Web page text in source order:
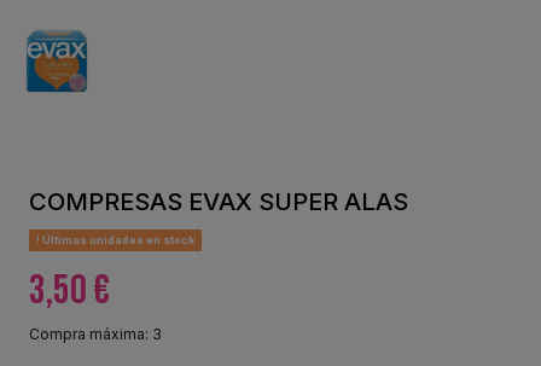
COMPRESAS EVAX SUPER ALAS
Últimas unidades en stock
3,50 €
Compra máxima: 3